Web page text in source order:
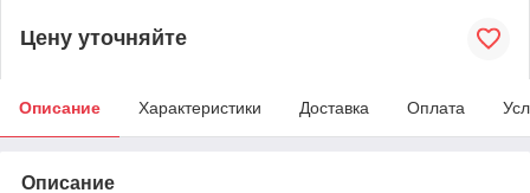
Цену уточняйте
Описание Характеристики Доставка Оплата
Описание